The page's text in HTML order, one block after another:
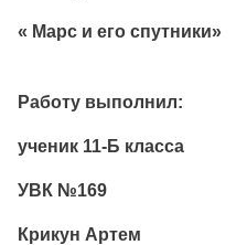
« Марс и его спутники»
Работу выполнил:
ученик 11-Б класса
УВК №169
Крикун Артем